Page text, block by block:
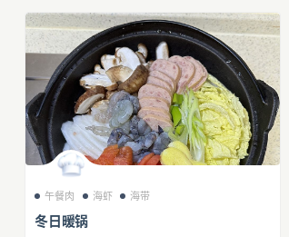
午餐肉 海虾 海带
冬日暖锅